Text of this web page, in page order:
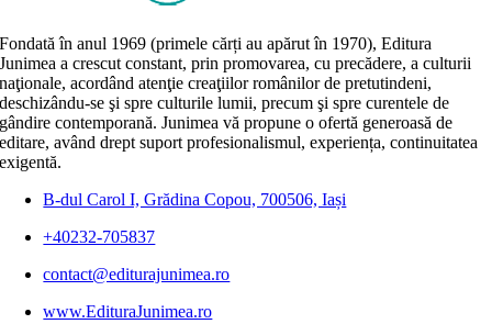
Fondată în anul 1969 (primele cărți au apărut în 1970), Editura
Junimea a crescut constant, prin promovarea, cu precădere, a culturii
naţionale, acordând atenţie creaţiilor românilor de pretutindeni,
deschizându-se şi spre culturile lumii, precum şi spre curentele de
gândire contemporană. Junimea vă propune o ofertă generoasă de
editare, având drept suport profesionalismul, experiența, continuitatea
exigentă.
B-dul Carol I, Grădina Copou, 700506, Iași
+40232-705837
contact@editurajunimea.ro
www.EdituraJunimea.ro